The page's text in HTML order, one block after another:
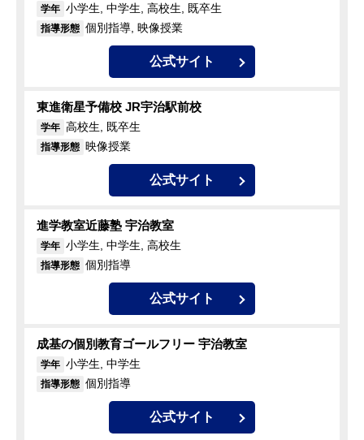
学年 小学生, 中学生, 高校生, 既卒生
指導形態 個別指導, 映像授業
公式サイト
東進衛星予備校 JR宇治駅前校
学年 高校生, 既卒生
指導形態 映像授業
公式サイト
進学教室近藤塾 宇治教室
学年 小学生, 中学生, 高校生
指導形態 個別指導
公式サイト
成基の個別教育ゴールフリー 宇治教室
学年 小学生, 中学生
指導形態 個別指導
公式サイト